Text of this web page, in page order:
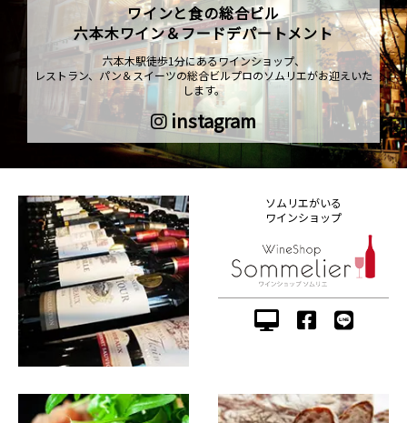
ワインと食の総合ビル
六本木ワイン＆フードデパートメント
六本木駅徒歩1分にあるワインショップ、
レストラン、パン＆スイーツの総合ビルプロのソムリエがお迎えいた
します。
instagram
ソムリエがいる
ワインショップ